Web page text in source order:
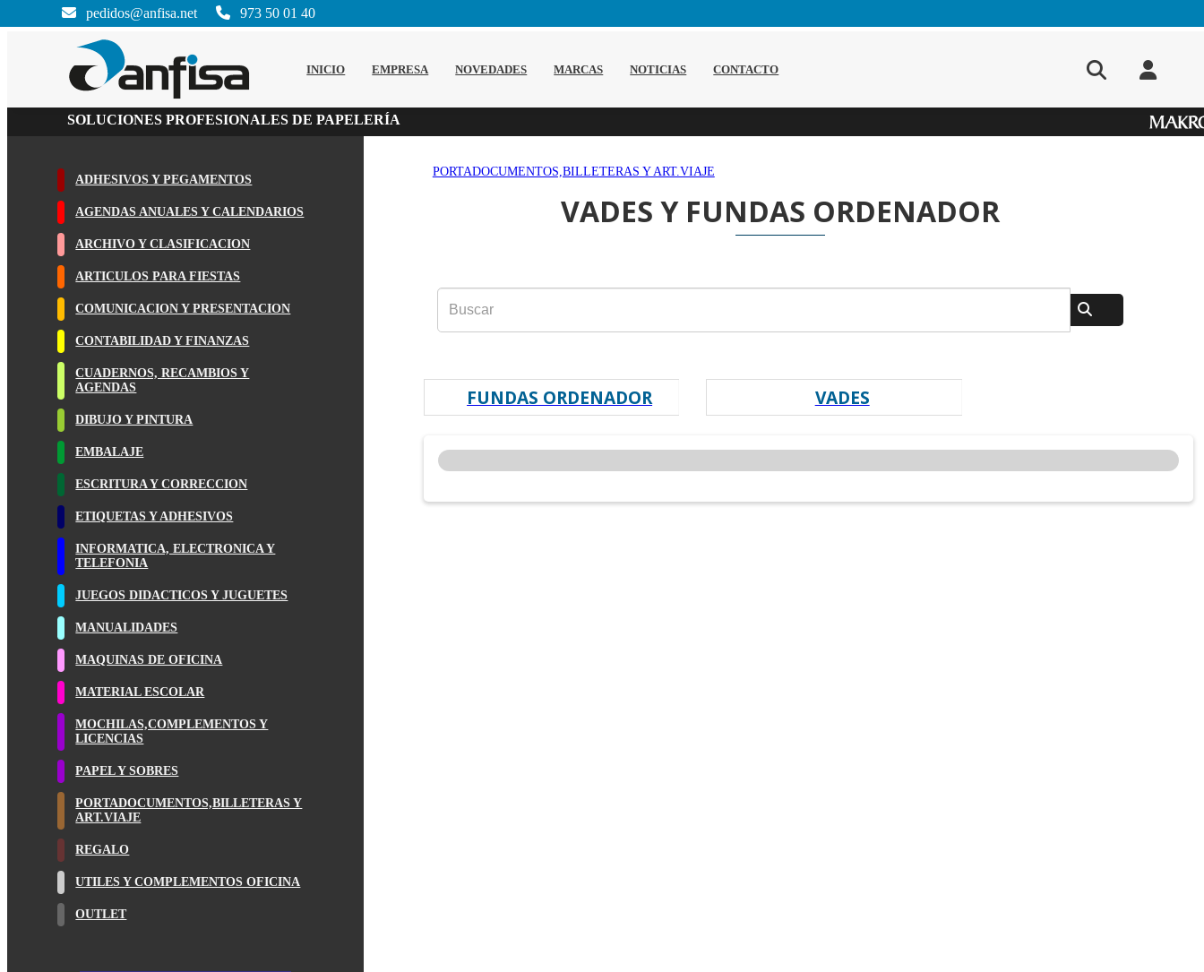
INICIO EMPRESA NOVEDADES MARCAS NOTICIAS CONTACTO
SOLUCIONES PROFESIONALES DE PAPELERÍA
pedidos@anfisa.net 973 50 01 40
ADHESIVOS Y PEGAMENTOS
AGENDAS ANUALES Y CALENDARIOS
ARCHIVO Y CLASIFICACION
ARTICULOS PARA FIESTAS
COMUNICACION Y PRESENTACION
CONTABILIDAD Y FINANZAS
CUADERNOS, RECAMBIOS Y
AGENDAS
DIBUJO Y PINTURA
EMBALAJE
ESCRITURA Y CORRECCION
ETIQUETAS Y ADHESIVOS
INFORMATICA, ELECTRONICA Y
TELEFONIA
JUEGOS DIDACTICOS Y JUGUETES
MANUALIDADES
MAQUINAS DE OFICINA
MATERIAL ESCOLAR
MOCHILAS,COMPLEMENTOS Y
LICENCIAS
PAPEL Y SOBRES
PORTADOCUMENTOS,BILLETERAS Y
ART.VIAJE
REGALO
UTILES Y COMPLEMENTOS OFICINA
OUTLET
PORTADOCUMENTOS,BILLETERAS Y ART.VIAJE
VADES Y FUNDAS ORDENADOR
FUNDAS ORDENADOR VADES